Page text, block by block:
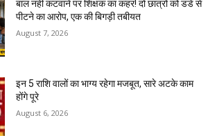
बाल नहीं कटवाने पर शिक्षक का कहर! दो छात्रों को डंडे से
पीटने का आरोप, एक की बिगड़ी तबीयत
August 7, 2026
इन 5 राशि वालों का भाग्य रहेगा मजबूत, सारे अटके काम
होंगे पूरे
August 6, 2026